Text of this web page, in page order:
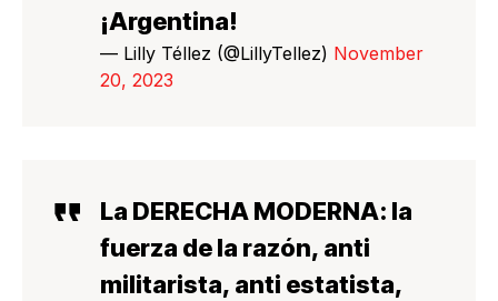
¡Argentina!
— Lilly Téllez (@LillyTellez) November
20, 2023
La DERECHA MODERNA: la
fuerza de la razón, anti
militarista, anti estatista,